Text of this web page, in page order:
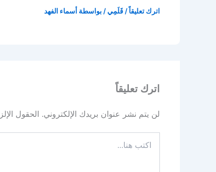
اترك تعليقاً/ قَلَمِي / بواسطة أسماء الفهد
اترك تعليقاً
لن يتم نشر عنوان بريدك الإلكتروني. الحقول
هنا...